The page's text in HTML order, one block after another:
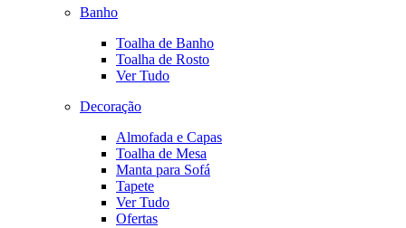
Banho
Toalha de Banho
Toalha de Rosto
Ver Tudo
Decoração
Almofada e Capas
Toalha de Mesa
Manta para Sofá
Tapete
Ver Tudo
Ofertas